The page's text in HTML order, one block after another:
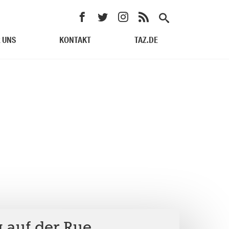
UNS KONTAKT TAZ.DE